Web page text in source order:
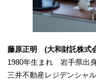
藤原正明 (大和財託株式
1980年生まれ 岩手県出
三井不動産レジデンシャ